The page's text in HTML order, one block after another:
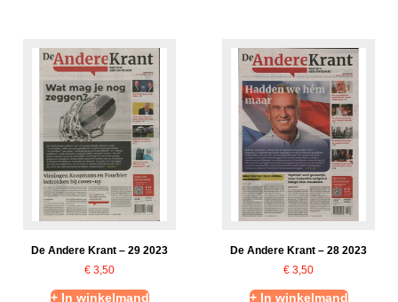
De Andere Krant – 29 2023
€ 3,50
+ In winkelmand
De Andere Krant – 28 2023
€ 3,50
+ In winkelmand